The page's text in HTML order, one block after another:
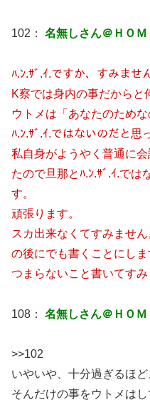
102： 名無しさん＠ＨＯＭ
ﾊ.ﾝ.ｻﾞ.ｲ.ですか、すみませ
K察では身内の事だからと
ウトメは「あなたのため
ﾊ.ﾝ.ｻﾞ.ｲ.ではないのだと思
私自身がようやく普通に
たので旦那とﾊ.ﾝ.ｻﾞ.ｲ.で
す。
頑張ります。
スカ出来なくてすみませ
の後にでも書くことにしま
つまらないこと書いてす
108： 名無しさん＠ＨＯＭ
>>102
いやいや、十分過ぎるほど
そんだけの事をウトメはし